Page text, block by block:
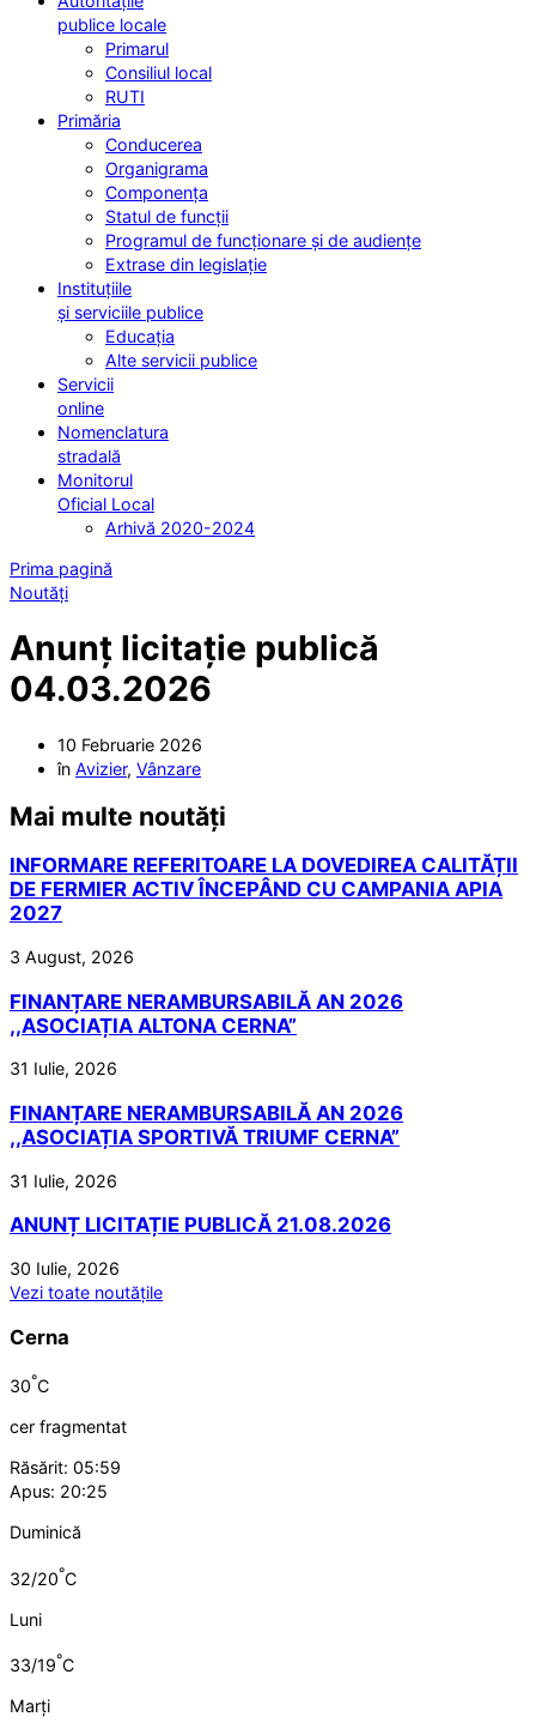
publice locale
Primarul
Consiliul local
RUTI
Primăria
Conducerea
Organigrama
Componența
Statul de funcții
Programul de funcționare și de audiențe
Extrase din legislație
Instituțiile
și serviciile publice
Educația
Alte servicii publice
Servicii
online
Nomenclatura
stradală
Monitorul
Oficial Local
Arhivă 2020-2024
Prima pagină
Noutăți
Anunț licitație publică
04.03.2026
10 Februarie 2026
în Avizier, Vânzare
Mai multe noutăți
INFORMARE REFERITOARE LA DOVEDIREA CALITĂȚII
DE FERMIER ACTIV ÎNCEPÂND CU CAMPANIA APIA
2027
3 August, 2026
FINANȚARE NERAMBURSABILĂ AN 2026
,,ASOCIAȚIA ALTONA CERNA”
31 Iulie, 2026
FINANȚARE NERAMBURSABILĂ AN 2026
,,ASOCIAȚIA SPORTIVĂ TRIUMF CERNA”
31 Iulie, 2026
ANUNȚ LICITAȚIE PUBLICĂ 21.08.2026
30 Iulie, 2026
Vezi toate noutățile
Cerna
30°C
cer fragmentat
Răsărit: 05:59
Apus: 20:25
Duminică
32/20°C
Luni
33/19°C
Marți